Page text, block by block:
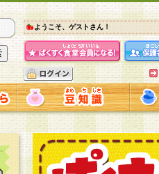
ようこそ、ゲストさん！